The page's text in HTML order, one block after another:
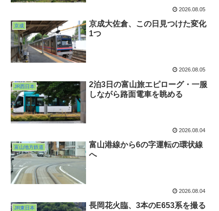
2026.08.05
京成
京成大佐倉、この日見つけた変化
1つ
2026.08.05
JR西日本
2泊3日の富山旅エピローグ・一服
しながら路面電車を眺める
2026.08.04
富山地方鉄道
富山港線から6の字運転の環状線
へ
2026.08.04
JR東日本 長岡花火臨、3本のE653系を撮る